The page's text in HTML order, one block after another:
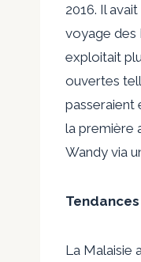
2016. Il
voyage des
exploitait
ouvertes
passeraient
la première
Wandy via
La Malaisie